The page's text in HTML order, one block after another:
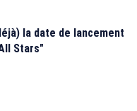
la date de lancement
Stars"